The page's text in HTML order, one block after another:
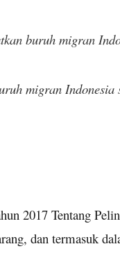
buruh migran
migran Indonesia
2017 Tentang
dan termasuk